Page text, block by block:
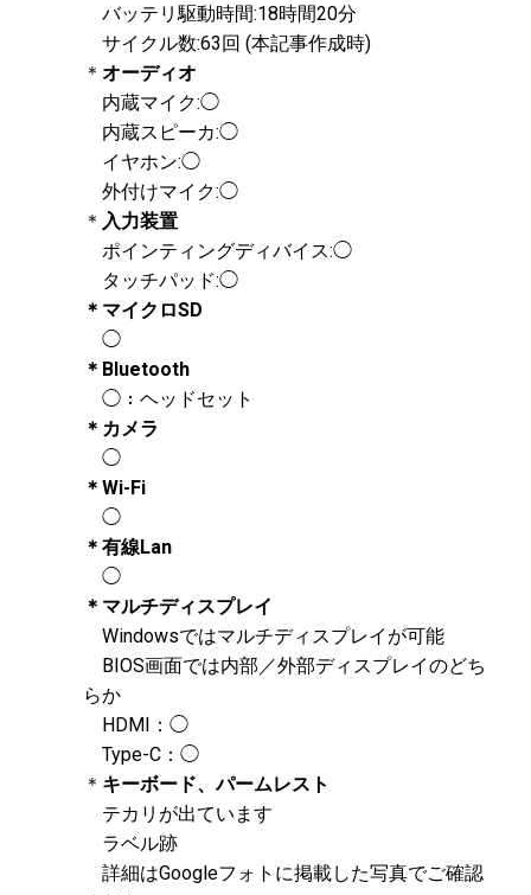
バッテリ駆動時間:18時間20分
サイクル数:63回 (本記事作成時)
＊ オーディオ
内蔵マイク:◯
内蔵スピーカ:◯
イヤホン:◯
外付けマイク:◯
＊ 入力装置
ポインティングディバイス:◯
タッチパッド:◯
＊マイクロSD
◯
＊Bluetooth
◯：ヘッドセット
＊カメラ
◯
＊Wi-Fi
◯
＊有線Lan
◯
＊マルチディスプレイ
Windowsではマルチディスプレイが可能
BIOS画面では内部／外部ディスプレイのどち
らか
HDMI：◯
Type-C：◯
＊ キーボード、パームレスト
テカリが出ています
ラベル跡
詳細はGoogleフォトに掲載した写真でご確認